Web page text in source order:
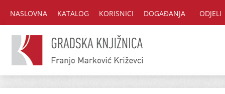
NASLOVNA KATALOG KORISNICI DOGAĐANJA ODJELI